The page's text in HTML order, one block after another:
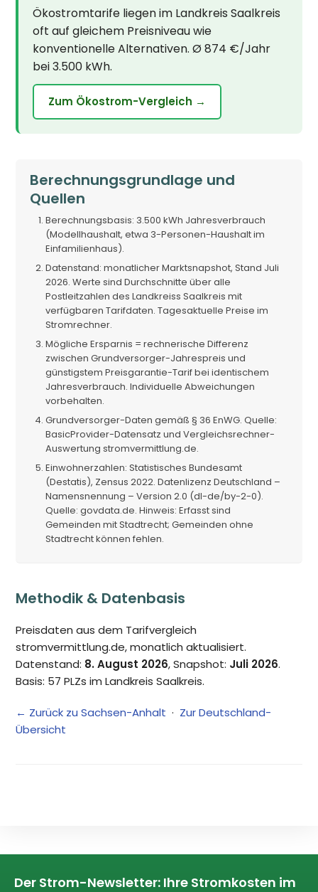
Ökostromtarife liegen im Landkreis Saalkreis
oft auf gleichem Preisniveau wie
konventionelle Alternativen. Ø 874 €/Jahr
bei 3.500 kWh.
Zum Ökostrom-Vergleich →
Berechnungsgrundlage und
Quellen
Berechnungsbasis: 3.500 kWh Jahresverbrauch
(Modellhaushalt, etwa 3-Personen-Haushalt im
Einfamilienhaus).
Datenstand: monatlicher Marktsnapshot, Stand Juli
2026. Werte sind Durchschnitte über alle
Postleitzahlen des Landkreiss Saalkreis mit
verfügbaren Tarifdaten. Tagesaktuelle Preise im
Stromrechner.
Mögliche Ersparnis = rechnerische Differenz
zwischen Grundversorger-Jahrespreis und
günstigstem Preisgarantie-Tarif bei identischem
Jahresverbrauch. Individuelle Abweichungen
vorbehalten.
Grundversorger-Daten gemäß § 36 EnWG. Quelle:
BasicProvider-Datensatz und Vergleichsrechner-
Auswertung stromvermittlung.de.
Einwohnerzahlen: Statistisches Bundesamt
(Destatis), Zensus 2022. Datenlizenz Deutschland –
Namensnennung – Version 2.0 (dl-de/by-2-0).
Quelle: govdata.de. Hinweis: Erfasst sind
Gemeinden mit Stadtrecht; Gemeinden ohne
Stadtrecht können fehlen.
Methodik & Datenbasis
Preisdaten aus dem Tarifvergleich
stromvermittlung.de, monatlich aktualisiert.
Datenstand: 8. August 2026, Snapshot: Juli 2026.
Basis: 57 PLZs im Landkreis Saalkreis.
← Zurück zu Sachsen-Anhalt · Zur Deutschland-
Übersicht
Der Strom-Newsletter: Ihre Stromkosten im